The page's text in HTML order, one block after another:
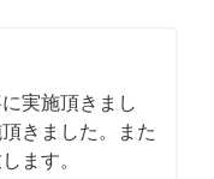
実施頂きまし
きました。また
ます。